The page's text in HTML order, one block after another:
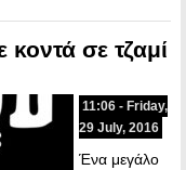
σε τζαμί
11:06 - Friday,
29 July, 2016
Ένα μεγάλο